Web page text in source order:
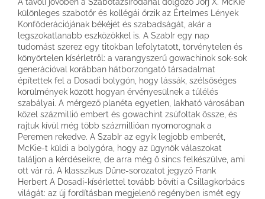
A távoli jövőben a SzabotázsIrodánál dolgozó Jorj X. McKie
különleges szabotőr és kollégái őrzik az Értelmes Lények
Konföderációjának békéjét és szabadságát, akár a
legszokatlanabb eszközökkel is. A SzabIr egy nap
tudomást szerez egy titokban lefolytatott, törvénytelen és
könyörtelen kísérletről: a varangyszerű gowachinok sok-sok
generációval korábban hátborzongató társadalmat
építettek fel a Dosadi bolygón, hogy lássák, szélsőséges
körülmények között hogyan érvényesülnek a túlélés
szabályai. A mérgező planéta egyetlen, lakható városában
közel százmillió embert és gowachint zsúfoltak össze, és
rajtuk kívül még több százmillióan nyomorognak a
Peremen rekedve. A SzabIr az egyik legjobb emberét,
McKie-t küldi a bolygóra, hogy az ügynök válaszokat
találjon a kérdéseikre, de arra még ő sincs felkészülve, ami
ott vár rá. A klasszikus Dűne-sorozatot jegyző Frank
Herbert A Dosadi-kísérlettel tovább bővíti a Csillagkorbács
világát: az új fordításban megjelenő regényben ismét egy